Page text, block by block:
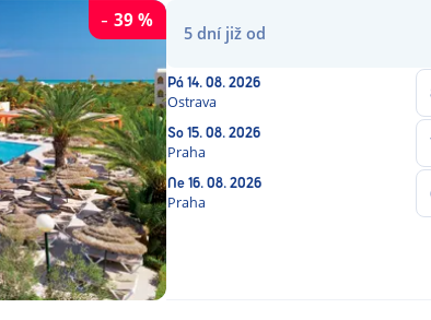
- 39%
5dníjiž od
Pá14. 08. 2026
Ostrava
So15. 08. 2026
Praha
Ne16. 08. 2026
Praha